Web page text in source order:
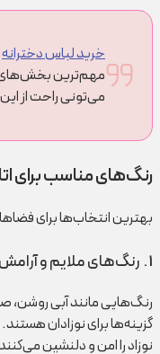
خرید لباس دخترانه
مهم‌ترین بخش‌های
می‌تونی راحت از
رنگ‌های مناسب برای
بهترین انتخاب‌ها برای
1 . رنگ‌های ملایم و آرامش‌بخش
رنگ‌هایی مانند آبی روشن،
گزینه‌ها برای نوزادان
نوزاد را امن و دلنشین